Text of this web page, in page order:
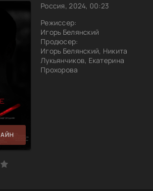
Россия, 2024, 00:23
Режиссер:
Игорь Белянский
Продюсер:
Игорь Белянский, Никита
Лукьянчиков, Екатерина
Прохорова